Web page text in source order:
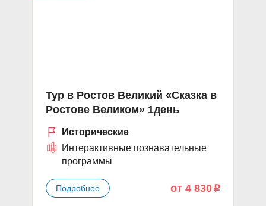
Тур в Ростов Великий «Сказка в
Ростове Великом» 1день
Исторические
Интерактивные познавательные
программы
Подробнее от 4 830 p